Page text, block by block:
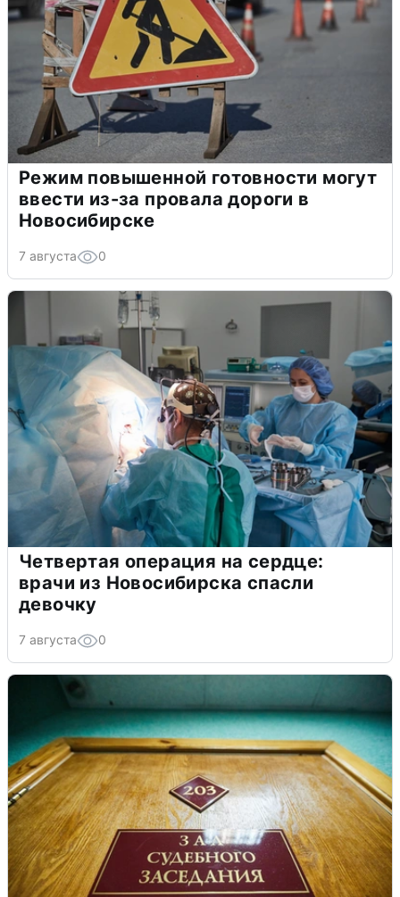
Режим повышенной готовности могут
ввести из-за провала дороги в
Новосибирске
7 августа 0
Четвертая операция на сердце:
врачи из Новосибирска спасли
девочку
7 августа 0